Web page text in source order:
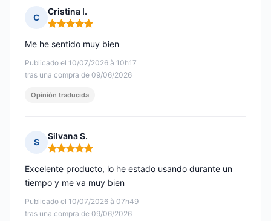
C
Cristina I.
Nota: 5 de 5
Publicado el 10/07/2026 à 10h17
tras una compra de 09/06/2026
Me he sentido muy bien
Opinión traducida
S
Silvana S.
Nota: 5 de 5
Publicado el 10/07/2026 à 07h49
tras una compra de 09/06/2026
Excelente producto, lo he estado usando durante un
tiempo y me va muy bien